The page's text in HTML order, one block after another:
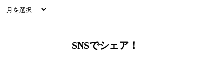
ア
SNSでシェア！